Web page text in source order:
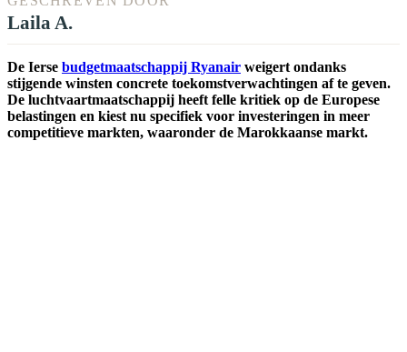
Laila A.
De Ierse budgetmaatschappij Ryanair weigert ondanks
stijgende winsten concrete toekomstverwachtingen af te geven.
De luchtvaartmaatschappij heeft felle kritiek op de Europese
belastingen en kiest nu specifiek voor investeringen in meer
competitieve markten, waaronder de Marokkaanse markt.